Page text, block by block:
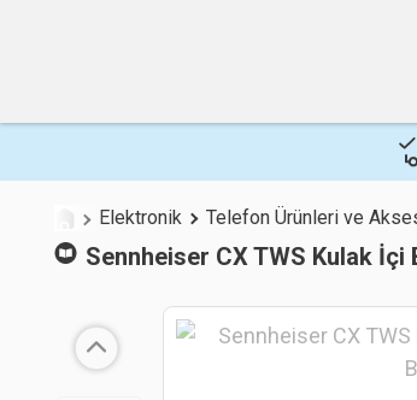
Elektronik Telefon Ürünleri ve
Sennheiser CX TWS Kulak İçi